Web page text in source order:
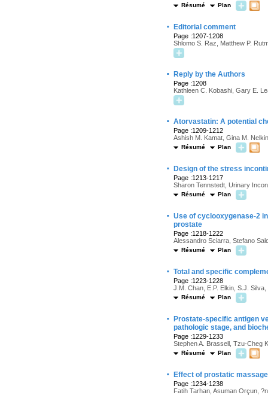
Résumé Plan
· Editorial comment
Page :1207-1208
Shlomo S. Raz, Matthew P.
· Reply by the Authors
Page :1208
Kathleen C. Kobashi, Gary E.
· Atorvastatin: A potential
Page :1209-1212
Ashish M. Kamat, Gina M. Nelkin
Résumé Plan
· Design of the stress
Page :1213-1217
Sharon Tennstedt, Urinary
Résumé Plan
· Use of cyclooxygenase-2
prostate
Page :1218-1222
Alessandro Sciarra, Stefano
Résumé Plan
· Total and specific
Page :1223-1228
J.M. Chan, E.P. Elkin, S.J.
Résumé Plan
·
Prostate-specific antigen
pathologic stage, and
Page :1229-1233
Stephen A. Brassell, Tzu-Cheg
Résumé Plan
· Effect of prostatic
Page :1234-1238
Fatih Tarhan, Asuman Orçun,